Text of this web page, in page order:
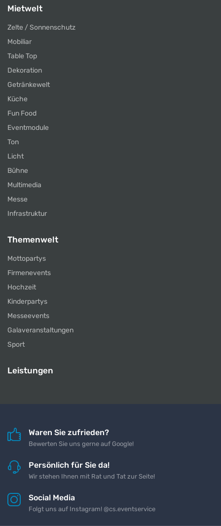
Mietwelt
Zelte / Sonnenschutz
Mobiliar
Table Top
Dekoration
Getränkewelt
Küche
Fun Food
Eventmodule
Ton
Licht
Bühne
Multimedia
Messe
Infrastruktur
Themenwelt
Mottopartys
Firmenevents
Hochzeit
Kinderpartys
Messeevents
Galaveranstaltungen
Sport
Leistungen
Waren Sie zufrieden?
Bewerten Sie uns gerne auf Google!
Persönlich für Sie da!
Wir stehen Ihnen mit Rat und Tat zur Seite!
Social Media
Folgt uns auf Instagram! @cs.eventservice